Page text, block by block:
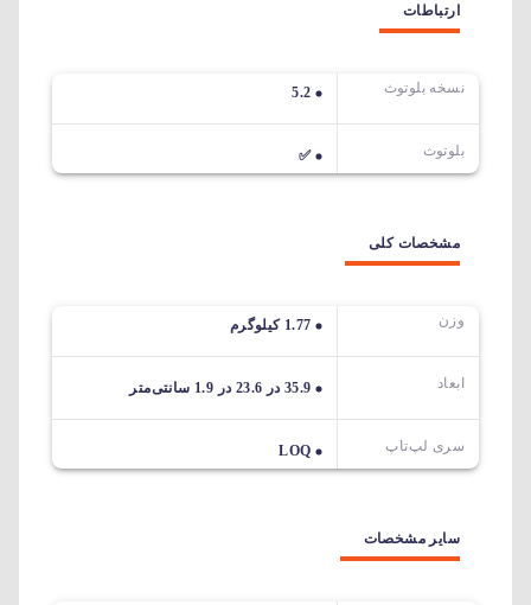
ارتباطات
نسخه بلوتوث 5.2
بلوتوث ✅
مشخصات کلی
وزن 1.77 کیلوگرم
ابعاد 35.9 در 23.6 در 1.9 سانتی‌متر
سری لپ‌تاپ LOQ
سایر مشخصات